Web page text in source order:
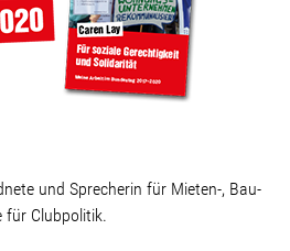
und Sprecherin für Mieten-, Bau-
für Clubpolitik.